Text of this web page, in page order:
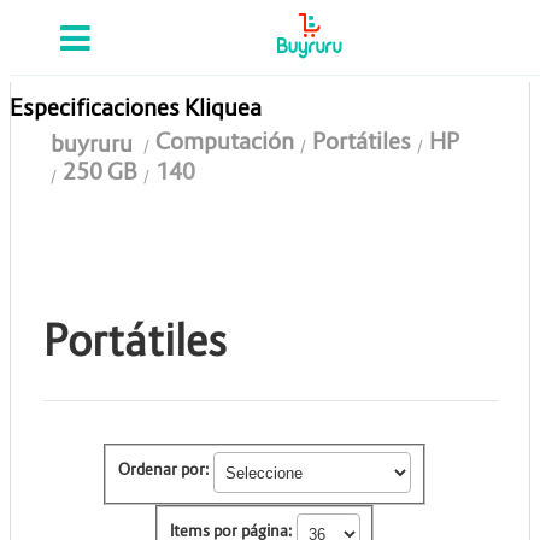
Categorias
Computación
Tablas Digitalizadoras
Accesorios
Conectividad y Redes
Telefonía IP
Especificaciones Kliquea
buyruru Computación Portátiles
HP
250 GB
140
Portátiles
Ordenar por:
Items por página: